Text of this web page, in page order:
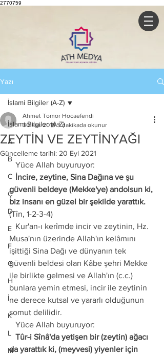
2770759
Yazı
İslami Bilgiler (A-Z)
A
B
C
Ç
D
E
F
G
H
İ
K
L
M
İslami Bilgiler (A-Z)
ZEYTİN VE ZEYTİNYAĞI
Ahmet Tomor Hocaefendi
30 Kas 2018 3 dakikada okunur
Güncelleme tarihi: 20 Eyl 2021
   Yüce Allah buyuruyor:
   İncire, zeytine, Sina Dağına ve şu
güvenli beldeye (Mekke'ye) andolsun ki,
biz insanı en güzel bir şekilde yarattık.
(Tîn, 1-2-3-4)
   Kur'an-ı kerîmde incir ve zeytinin, Hz.
Musa'nın üzerinde Allah'ın kelâmını
işittiği Sina Dağı ve dünyanın tek
güvenli beldesi olan Kâbe şehri Mekke
ile birlikte gelmesi ve Allah'ın (c.c.)
bunlara yemin etmesi, incir ile zeytinin
ne derece kutsal ve yararlı olduğunun
somut delilidir.
   Yüce Allah buyuruyor:
   Tûr-i Sînâ'da yetişen bir (zeytin) ağacı
da yarattık ki, (meyvesi) yiyenler için